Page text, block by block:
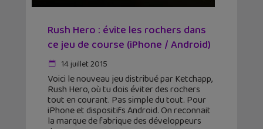
Rush Hero : évite les rochers dans
ce jeu de course (iPhone / Android)
14 juillet 2015
Voici le nouveau jeu distribué par Ketchapp,
Rush Hero, où tu dois éviter des rochers
tout en courant. Pas simple du tout. Pour
iPhone et dispositifs Android. On reconnait
la marque de fabrique des développeurs